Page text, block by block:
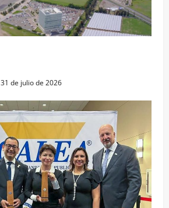
31 de julio de 2026